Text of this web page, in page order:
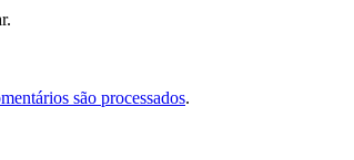
são processados.